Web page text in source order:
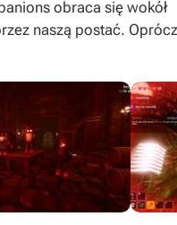
obraca się wokół
naszą postać. Oprócz